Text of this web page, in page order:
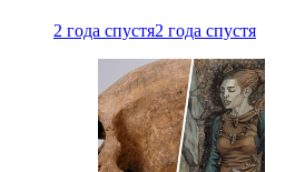
2 года спустя2 года спустя